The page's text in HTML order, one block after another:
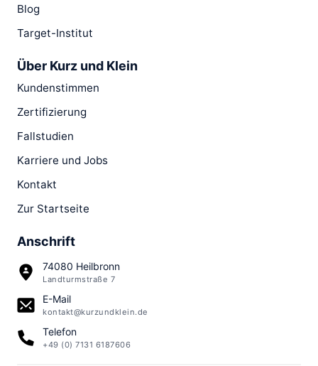
Blog
Target-Institut
Über Kurz und Klein
Kundenstimmen
Zertifizierung
Fallstudien
Karriere und Jobs
Kontakt
Zur Startseite
Anschrift
74080 Heilbronn
Landturmstraße 7
E-Mail
kontakt@kurzundklein.de
Telefon
+49 (0) 7131 6187606